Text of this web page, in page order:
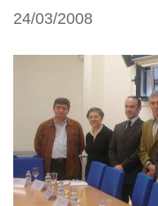
24/03/2008